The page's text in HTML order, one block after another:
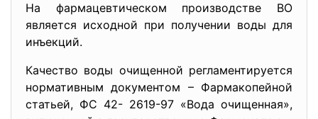
На фармацевтическом производстве ВО
является исходной при получении воды для
инъекций.
Качество воды очищенной регламентируется
нормативным документом – Фармакопейной
статьей, ФС 42- 2619-97 «Вода очищенная»,